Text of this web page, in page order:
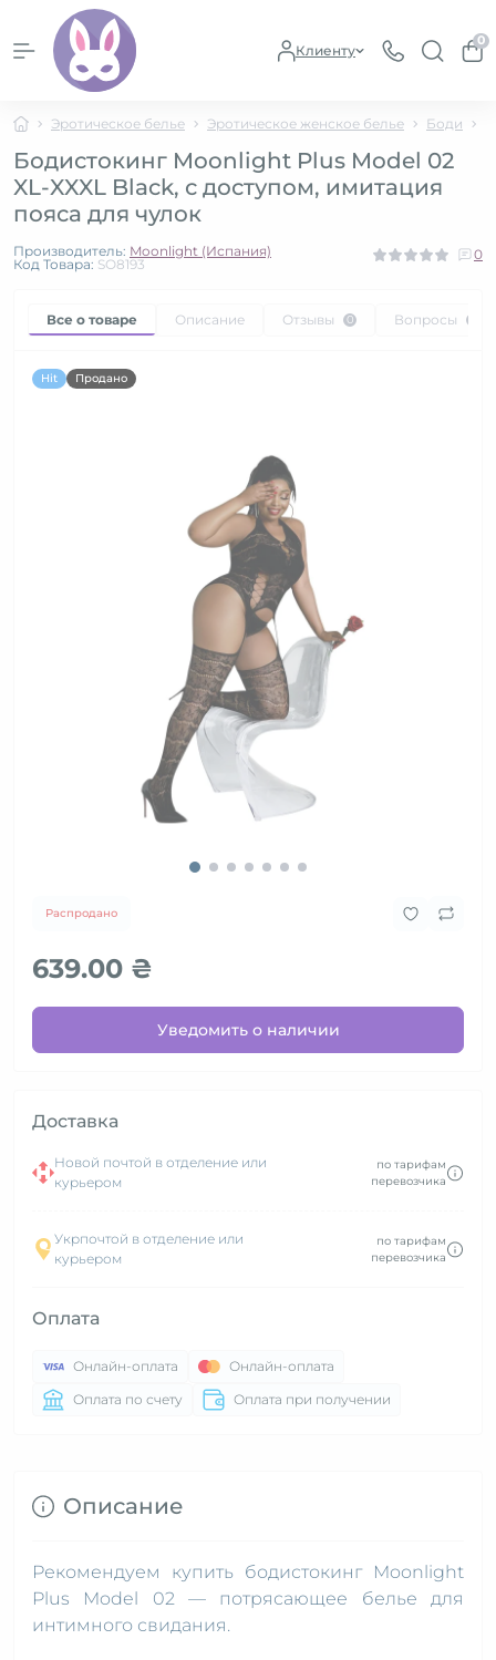
Клиенту
0
Эротическое белье Эротическое женское белье Боди
Бодистокинг Moonlight Plus Model 02
XL-XXXL Black, с доступом, имитация
пояса для чулок
Производитель: Moonlight (Испания)
Код Товара: SO8193
0
Все о товаре Описание Отзывы 0 Вопросы
Hit Продано
Распродано
639.00 ₴
Уведомить о наличии
Доставка
Новой почтой в отделение или
курьером
по тарифам
перевозчика
Укрпочтой в отделение или
курьером
по тарифам
перевозчика
Оплата
Онлайн-оплата
Онлайн-оплата
Оплата по счету
Оплата при получении
Описание
Рекомендуем купить бодистокинг Moonlight
Plus Model 02 — потрясающее белье для
интимного свидания.